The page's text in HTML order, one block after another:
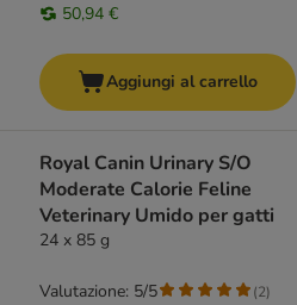
50,94 €
Aggiungi al carrello
Royal Canin Urinary S/O
Moderate Calorie Feline
Veterinary Umido per gatti
24 x 85 g
Valutazione: 5/5 (2)